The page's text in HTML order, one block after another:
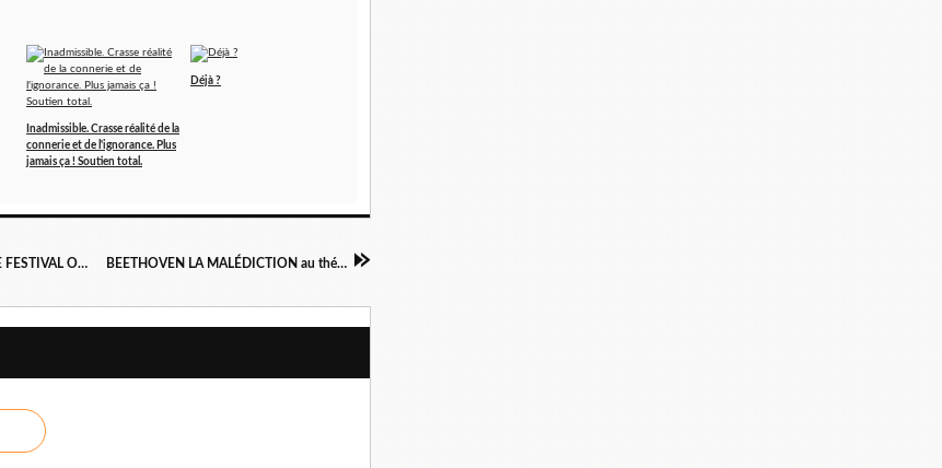
Inadmissible. Crasse réalité de la
connerie et de l'ignorance. Plus
jamais ça ! Soutien total.
Déjà ?
LES SPECTACLES QUE JE RECOMMANDE POUR LE FESTIVAL OFF AVIGNON 2024 BEETHOVEN LA MALÉDICTION au théâtre La Scala